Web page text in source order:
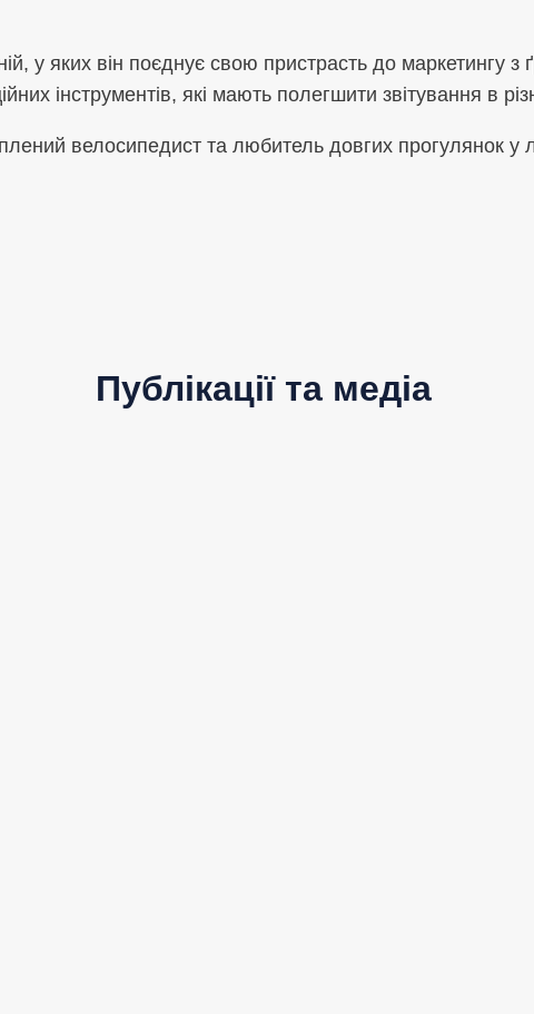
у яких він поєднує свою пристрасть до маркетингу
інструментів, які мають полегшити звітування в
велосипедист та любитель довгих прогулянок у
Публікації та медіа